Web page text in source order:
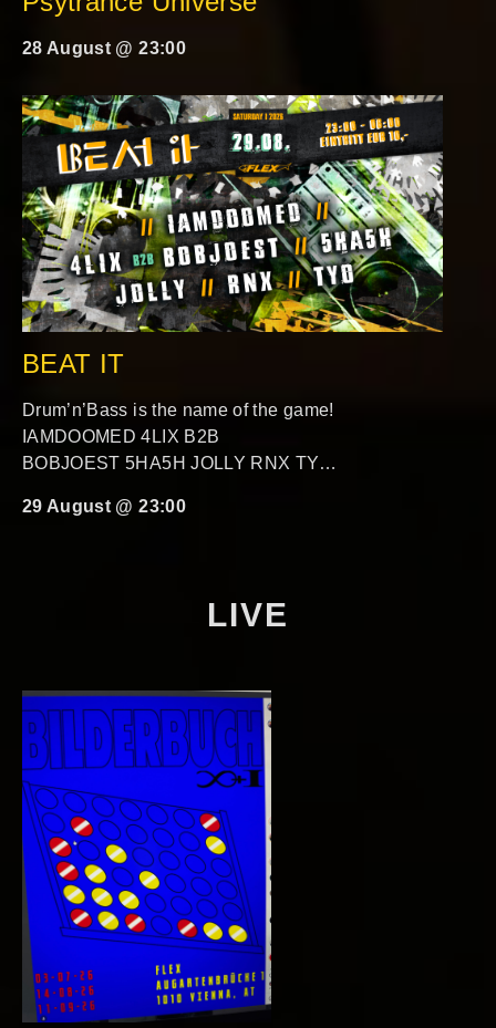
28 August @ 23:00
BEAT IT
Drum’n’Bass is the name of the game!
IAMDOOMED 4LIX B2B
BOBJOEST 5HA5H JOLLY RNX TY…
29 August @ 23:00
LIVE